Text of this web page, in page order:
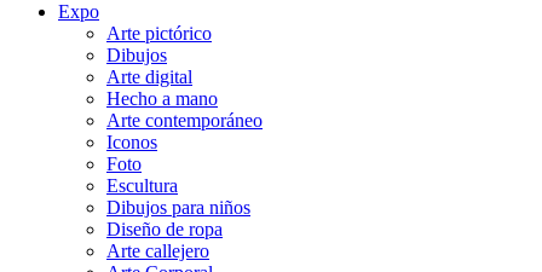
Expo
Arte pictórico
Dibujos
Arte digital
Hecho a mano
Arte contemporáneo
Iconos
Foto
Escultura
Dibujos para niños
Diseño de ropa
Arte callejero